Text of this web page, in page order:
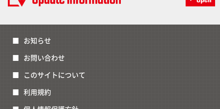
お知らせ
お問い合わせ
このサイトについて
利用規約